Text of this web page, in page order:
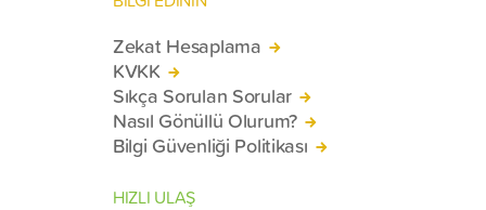
Zekat Hesaplama
KVKK
Sıkça Sorulan Sorular
Nasıl Gönüllü Olurum?
Bilgi Güvenliği Politikası
HIZLI ULAŞ